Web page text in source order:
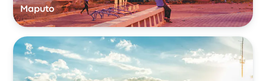
Maputo